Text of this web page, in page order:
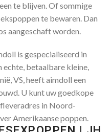
te blijven. Of sommige
te bewaren. Dan
aangeschaft worden.
is gespecialiseerd in
betaalbare kleine,
VS, heeft aimdoll een
U kunt uw goedkope
in Noord-
Amerikaanse poppen.